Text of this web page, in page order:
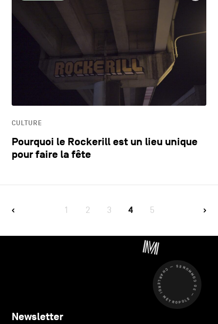
CULTURE
Pourquoi le Rockerill est un lieu unique
pour faire la fête
1 2 3 4 5
CHARLEROI MÉTROPOLE — 30 COMMUNES —
Newsletter